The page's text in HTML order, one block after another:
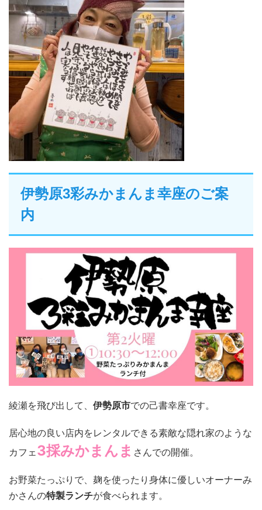
伊勢原3彩みかまんま幸座のご案
内
綾瀬を飛び出して、 伊勢原市での己書幸座です。
居心地の良い店内をレンタルできる素敵な隠れ家のような
カフェ 3採みかまんま さんでの開催。
お野菜たっぷりで、麹を使ったり身体に優しいオーナーみ
かさんの特製ランチが食べられます。